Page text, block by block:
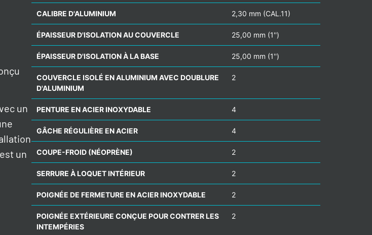
un
un
CALIBRE D'ALUMINIUM 2,30 mm (CAL.11)
ÉPAISSEUR D'ISOLATION AU COUVERCLE 25,00 mm (1'')
ÉPAISSEUR D'ISOLATION À LA BASE 25,00 mm (1'')
COUVERCLE ISOLÉ EN ALUMINIUM AVEC DOUBLURE
D'ALUMINIUM
2
PENTURE EN ACIER INOXYDABLE 4
GÂCHE RÉGULIÈRE EN ACIER 4
COUPE-FROID (NÉOPRÈNE) 2
SERRURE À LOQUET INTÉRIEUR 2
POIGNÉE DE FERMETURE EN ACIER INOXYDABLE 2
POIGNÉE EXTÉRIEURE CONÇUE POUR CONTRER LES
INTEMPÉRIES
2